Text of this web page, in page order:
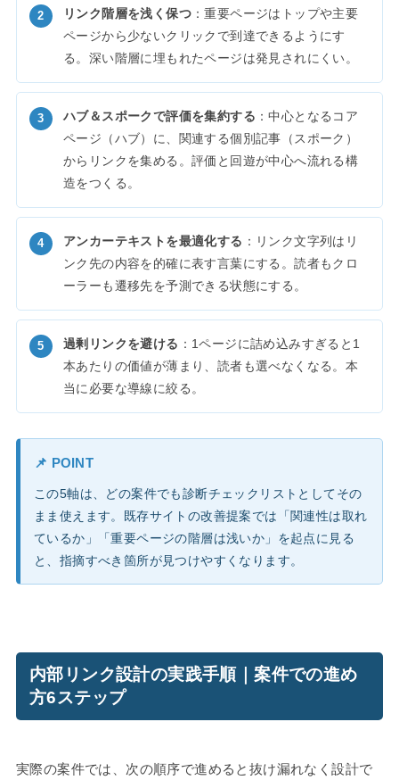
リンク階層を浅く保つ：重要ページはトップや主要
ページから少ないクリックで到達できるようにす
る。深い階層に埋もれたページは発見されにくい。
ハブ＆スポークで評価を集約する ：中心となるコア
ページ（ハブ）に、関連する個別記事（スポーク）
からリンクを集める。評価と回遊が中心へ流れる構
造をつくる。
アンカーテキストを最適化する ：リンク文字列はリ
ンク先の内容を的確に表す言葉にする。読者もクロ
ーラーも遷移先を予測できる状態にする。
過剰リンクを避ける ：1ページに詰め込みすぎると1
本あたりの価値が薄まり、読者も選べなくなる。本
当に必要な導線に絞る。
📌 POINT
この5軸は、どの案件でも診断チェックリストとしてその
まま使えます。既存サイトの改善提案では「関連性は取れ
ているか」「重要ページの階層は浅いか」を起点に見る
と、指摘すべき箇所が見つけやすくなります。
内部リンク設計の実践手順｜案件での進め
方6ステップ
実際の案件では、次の順序で進めると抜け漏れなく設計で